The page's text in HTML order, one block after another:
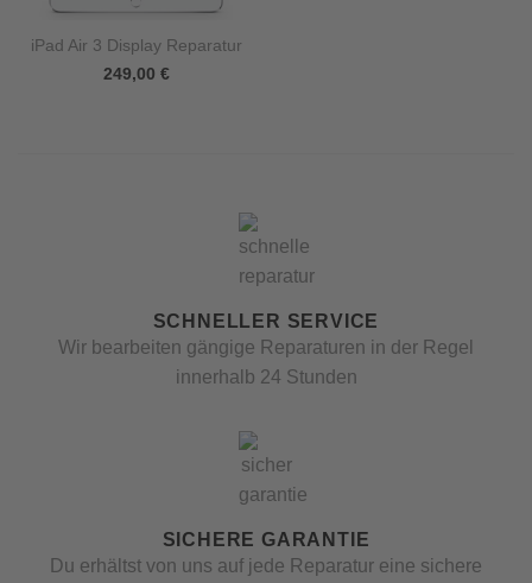
iPad Air 3 Display Reparatur
249,00 €
SCHNELLER SERVICE
Wir bearbeiten gängige Reparaturen in der Regel
innerhalb 24 Stunden
SICHERE GARANTIE
Du erhältst von uns auf jede Reparatur eine sichere